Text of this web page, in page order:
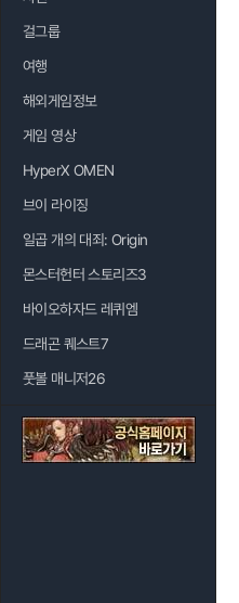
걸그룹
여행
해외게임정보
게임 영상
HyperX OMEN
브이 라이징
일곱 개의 대죄: Origin
몬스터헌터 스토리즈3
바이오하자드 레퀴엠
드래곤 퀘스트7
풋볼 매니저26